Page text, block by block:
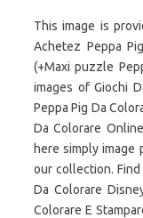
This image is
Achetez Peppa
(+Maxi puzzle
images of Giochi
Peppa Pig Da
Da Colorare
here simply image
our collection.
Da Colorare
Colorare E